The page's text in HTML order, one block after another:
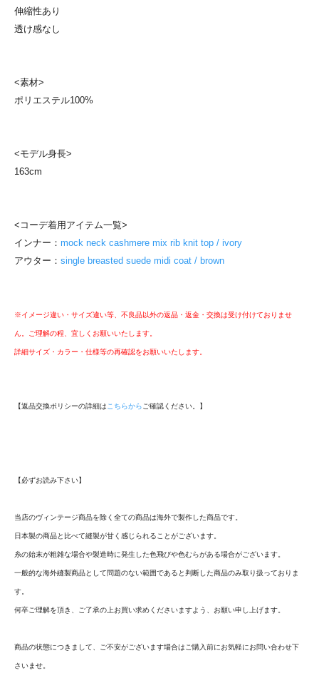
伸縮性あり
透け感なし
<素材>
ポリエステル100%
<モデル身長>
163cm
<コーデ着用アイテム一覧>
インナー： mock neck cashmere mix rib knit top / ivory
アウター： single breasted suede midi coat / brown
※イメージ違い・サイズ違い等、不良品以外の返品・返金・交換は受け付けておりませ
ん。ご理解の程、宜しくお願いいたします。
詳細サイズ・カラー・仕様等の再確認をお願いいたします。
【返品交換ポリシーの詳細は こちらから ご確認ください。】
【必ずお読み下さい】
当店のヴィンテージ商品を除く全ての商品は海外で製作した商品です。
日本製の商品と比べて縫製が甘く感じられることがございます。
糸の始末が粗雑な場合や製造時に発生した色飛びや色むらがある場合がございます。
一般的な海外縫製商品として問題のない範囲であると判断した商品のみ取り扱っておりま
す。
何卒ご理解を頂き、ご了承の上お買い求めくださいますよう、お願い申し上げます。
商品の状態につきまして、ご不安がございます場合はご購入前にお気軽にお問い合わせ下
さいませ。